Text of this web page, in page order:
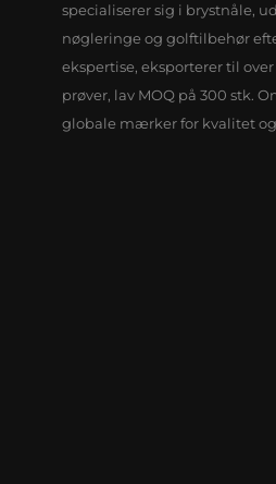
specialiserer sig i brystnåle,
nøgleringe og golftilbehør
ekspertise, eksporterer til over
prøver, lav MOQ på 300 stk.
globale mærker for kvalitet og